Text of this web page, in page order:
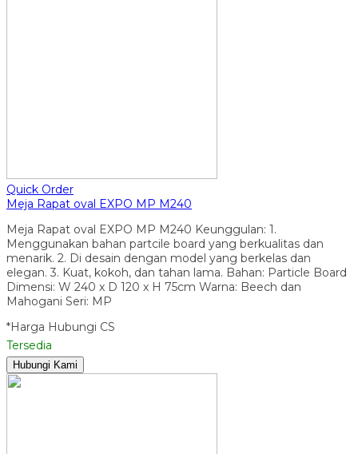
Quick Order
Meja Rapat oval EXPO MP M240
Meja Rapat oval EXPO MP M240 Keunggulan: 1.
Menggunakan bahan partcile board yang berkualitas dan
menarik. 2. Di desain dengan model yang berkelas dan
elegan. 3. Kuat, kokoh, dan tahan lama. Bahan: Particle Board
Dimensi: W 240 x D 120 x H 75cm Warna: Beech dan
Mahogani Seri: MP
*Harga Hubungi CS
Tersedia
Hubungi Kami